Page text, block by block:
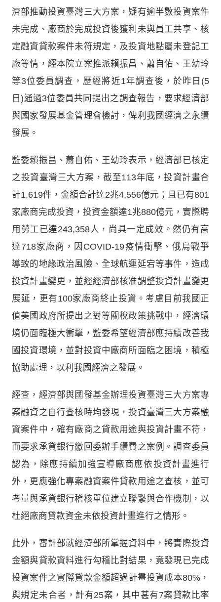
濟部推動投資臺灣三大方案，疑有逾半數投資案件
未完成、廠商於完成投資後獲利未與員工共享、核
定融資貸款案件未符規定，及投資地點屬未登記工
廠等情，經本院立案推派賴振昌、蕭自佑、王幼玲
等3位委員調查，歷經將近1年調查後，於昨日(5
日)通過3位委員共同提出之調查報告，要求經濟部
與國家發展基金管理會檢討，俾利我國經濟之永續
發展。
監委賴振昌、蕭自佑、王幼玲表示，經濟部已核定
之投資臺灣三大方案，截至113年底，投資計畫合
計1,619件，金額合計達2兆4,556億元；且已有801
家廠商完成投資，投資金額達1兆880億元，實際聘
用勞工已達243,358人，尚具一定成效。然仍有高
達718家廠商，因COVID-19疫情衝擊、俄烏戰爭
導致的地緣政治風險、全球航運延宕等事件，造成
投資計畫變更，並經經濟部核准調整投資計畫變更
展延，更有100家廠商終止投資。考慮目前我國正
值美國政府所提出之對等關稅政策挑戰中，經濟環
境仍面臨極大衝擊，監委希望經濟部應持續改善我
國投資環境，並對投資中廠商所面臨之困境，積極
協助處理，以利我國經濟之發展。
經查，經濟部與國發基金辦理投資臺灣三大方案專
案融資之自行查核時均發現，投資臺灣三大方案融
資案件中，確有廠商之貸款用途與投資計畫不符，
而要求承貸銀行繳回委辦手續費之案例。調查委員
認為，除應持續加強宣導廠商應依投資計畫進行
外，更應強化專案融資案件貸款用途之查核，並可
考量與承貸銀行稽核單位建立聯繫與合作機制，以
杜絕廠商貸款資金未依投資計畫進行之情形。
此外，審計部就經濟部所掌握資料中，將實際投資
金額與貸款資料進行勾稽比對結果，竟發現已完成
投資案件之實際貸款金額超過計畫投資成本80%，
與規定未合者，計有25案，其中甚有7案貸款比率